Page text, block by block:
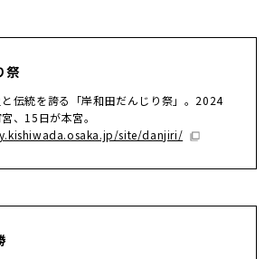
祭
伝統を誇る「岸和田だんじり祭」。2024
、15日が本宮。
site/danjiri/